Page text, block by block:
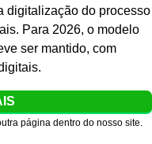
digitalização do processo
Para 2026, o modelo
ser mantido, com
página dentro do nosso site.